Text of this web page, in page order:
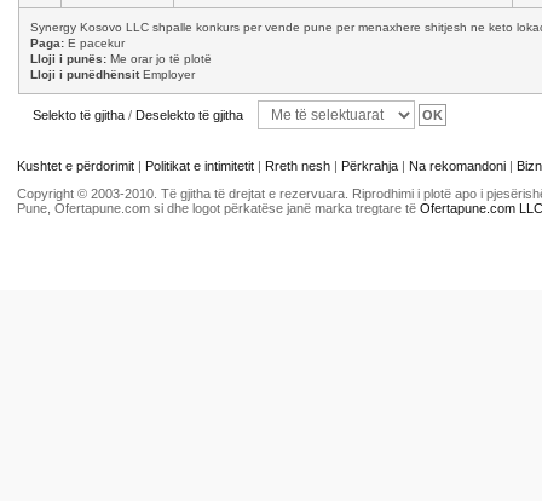
Synergy Kosovo LLC shpalle konkurs per vende pune per menaxhere shitjesh ne keto
Paga: E pacekur
Lloji i punës: Me orar jo të plotë
Lloji i punëdhënsitEmployer
Selekto të gjitha / Deselekto të gjitha
Kushtet e përdorimit | Politikat e intimitetit | Rreth nesh | Përkrahja | Na rekomandoni |
Copyright © 2003-2010. Të gjitha të drejtat e rezervuara. Riprodhimi i plotë apo i
Pune, Ofertapune.com si dhe logot përkatëse janë marka tregtare të Ofertapune.com LLC